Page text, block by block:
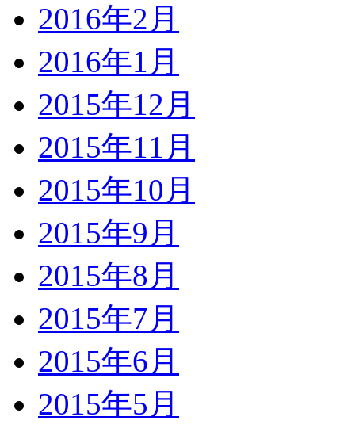
2016年2月
2016年1月
2015年12月
2015年11月
2015年10月
2015年9月
2015年8月
2015年7月
2015年6月
2015年5月